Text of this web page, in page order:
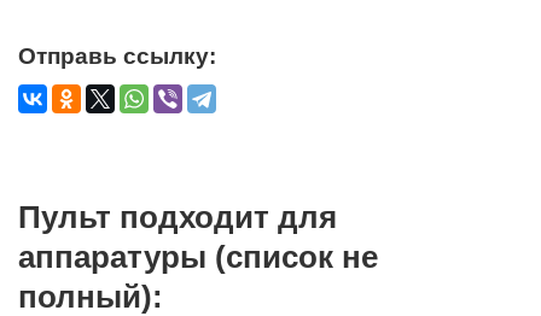
Отправь ссылку:
Пульт подходит для
аппаратуры (список не
полный):